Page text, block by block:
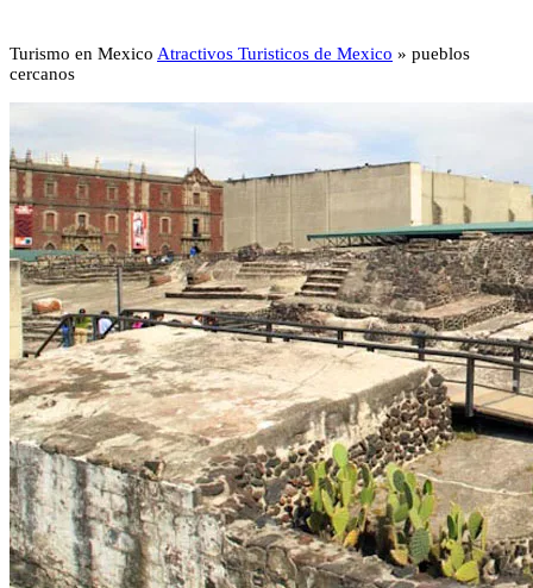
Turismo en Mexico Atractivos Turisticos de Mexico » pueblos
cercanos